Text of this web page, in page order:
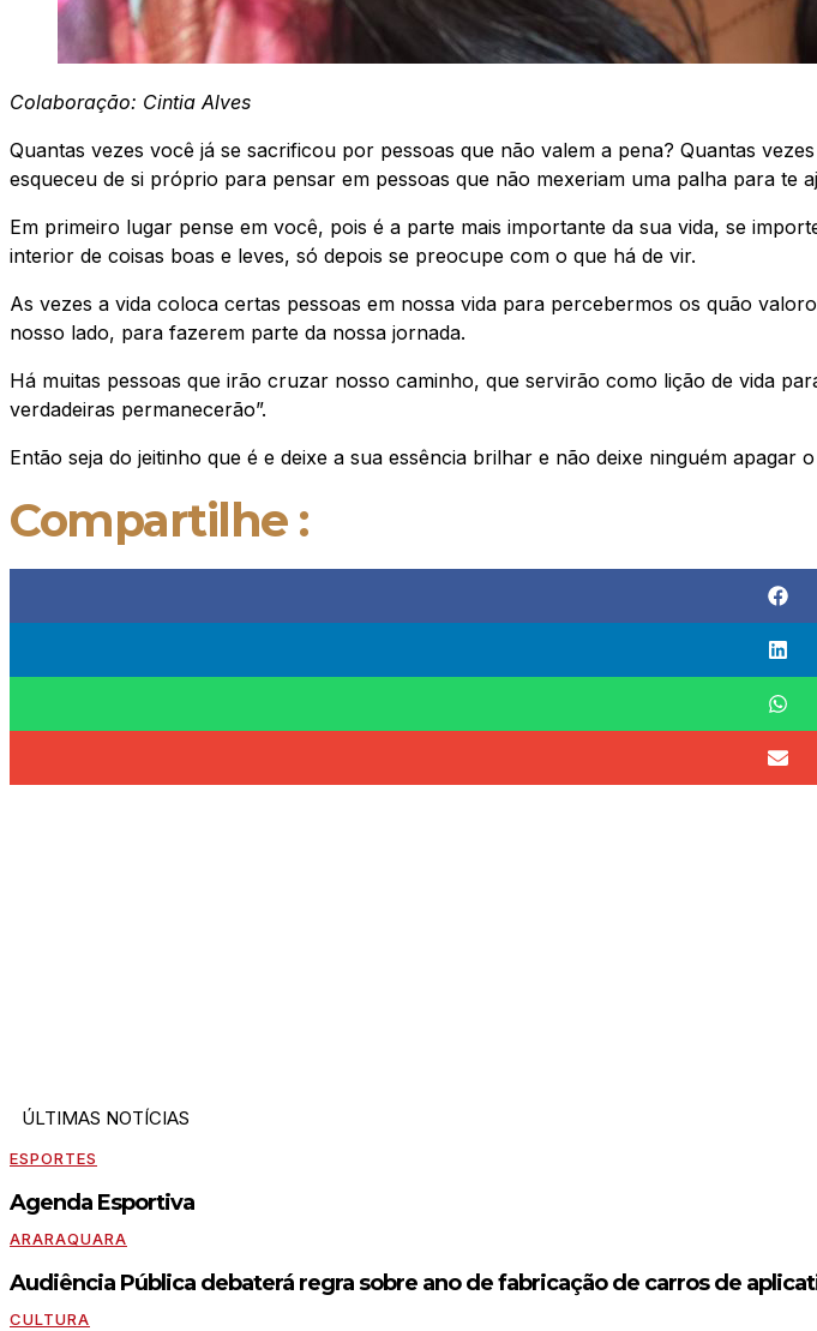
Colaboração: Cintia Alves
Quantas vezes você já se sacrificou por pessoas que não valem a pena? Quantas
esqueceu de si próprio para pensar em pessoas que não mexeriam uma palha para te
Em primeiro lugar pense em você, pois é a parte mais importante da sua vida, se
interior de coisas boas e leves, só depois se preocupe com o que há de vir.
As vezes a vida coloca certas pessoas em nossa vida para percebermos os quão
nosso lado, para fazerem parte da nossa jornada.
Há muitas pessoas que irão cruzar nosso caminho, que servirão como lição de vida
verdadeiras permanecerão”.
Então seja do jeitinho que é e deixe a sua essência brilhar e não deixe ninguém apagar
Compartilhe :
ÚLTIMAS NOTÍCIAS
ESPORTES
Agenda Esportiva
ARARAQUARA
Audiência Pública debaterá regra sobre ano de fabricação de carros de
CULTURA